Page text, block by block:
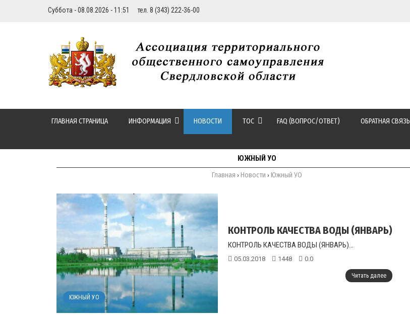
Суббота - 08.08.2026 - 11:51 тел. 8 (343) 222-36-00
ГЛАВНАЯ СТРАНИЦА ИНФОРМАЦИЯ НОВОСТИ ТОС FAQ (ВОПРОС/ОТВЕТ) ОБРАТНАЯ СВЯЗЬ
ЮЖНЫЙ УО
Главная › Новости › Южный УО
ЮЖНЫЙ УО
КОНТРОЛЬ КАЧЕСТВА ВОДЫ (ЯНВАРЬ)
КОНТРОЛЬ КАЧЕСТВА ВОДЫ (ЯНВАРЬ)...
05.03.2018 1448 0.0
Читать далее